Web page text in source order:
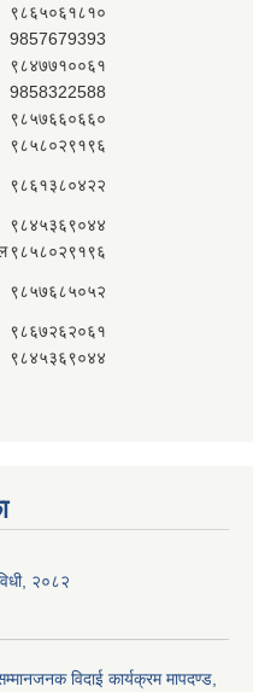
९८६५०६१८१०
9857679393
९८४७७१००६१
9858322588
९८५७६६०६६०
९८५८०२९१९६
९८६१३८०४२२
९८४५३६९०४४
९८५८०२९१९६
९८५७६८५०५२
९८६७२६२०६१
९८४५३६९०४४
२०८२
विदाई कार्यक्रम मापदण्ड,